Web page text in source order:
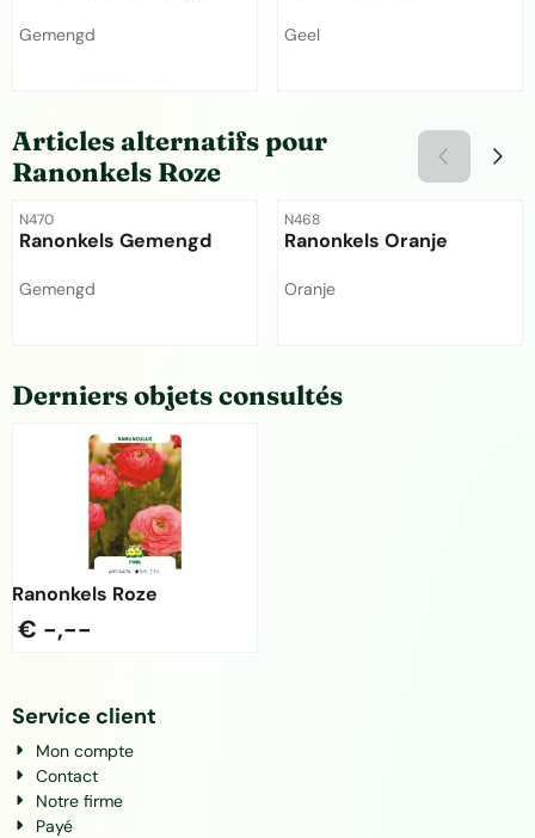
Marque :
Gemengd Marque :
Geel
Articles alternatifs pour
Ranonkels Roze
Référence
N470
Ranonkels Gemengd
Marque :
Gemengd
Référence
N468
Ranonkels Oranje
Marque :
Oranje
Derniers objets consultés
Ranonkels Roze
€ -,--
Service client
Mon compte
Contact
Notre firme
Payé